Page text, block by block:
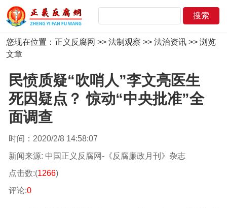
您现在位置： 正义反腐网 >> 法制观察 >> 法治资讯>> 浏览
文章
民愤质疑“吹哨人”李文亮医生
死因疑点？ 惊动“中央批准”全
面调查
时间：2020/2/8 14:58:07
新闻来源: 中国正义反腐网-《反腐廉政月刊》杂志
点击数:(1266)
评论:0